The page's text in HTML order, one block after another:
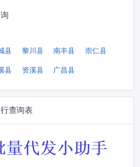
县 黎川县 南丰县 崇仁县
县 资溪县 广昌县
查询表